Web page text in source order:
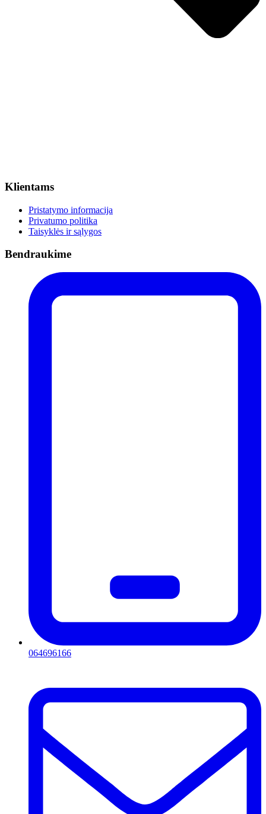
Klientams
Pristatymo informacija
Privatumo politika
Taisyklės ir sąlygos
Bendraukime
064696166